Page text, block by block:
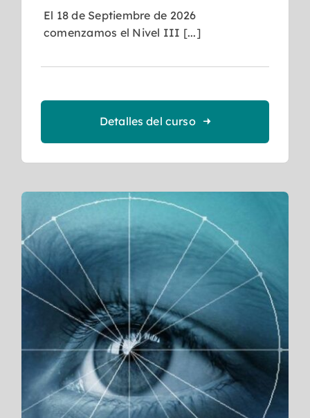
El 18 de Septiembre de 2026
comenzamos el Nivel III [...]
Detalles del curso